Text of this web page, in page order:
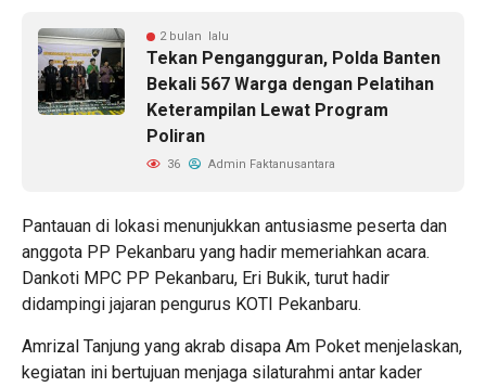
2 bulan lalu
Tekan Pengangguran, Polda Banten
Bekali 567 Warga dengan Pelatihan
Keterampilan Lewat Program
Poliran
36 Admin Faktanusantara
Pantauan di lokasi menunjukkan antusiasme peserta dan
anggota PP Pekanbaru yang hadir memeriahkan acara.
Dankoti MPC PP Pekanbaru, Eri Bukik, turut hadir
didampingi jajaran pengurus KOTI Pekanbaru.
Amrizal Tanjung yang akrab disapa Am Poket menjelaskan,
kegiatan ini bertujuan menjaga silaturahmi antar kader